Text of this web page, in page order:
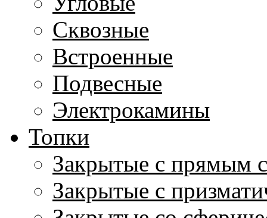
Сквозные
Встроенные
Подвесные
Электрокамины
Топки
Закрытые с прямым
Закрытые с